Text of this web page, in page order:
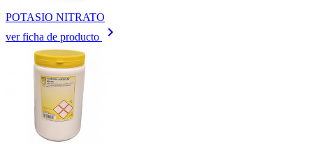
POTASIO NITRATO
ver ficha de producto
keyboard_arrow_right